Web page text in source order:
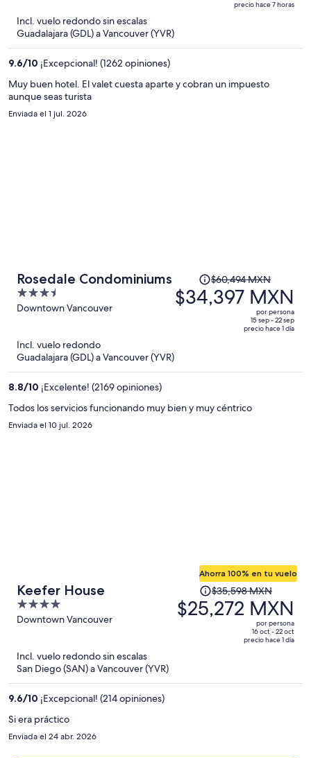
5
$22,098 MXN
$15,383 MXN
precio hace 7 horas
Incl. vuelo redondo sin escalas
Guadalajara (GDL) a Vancouver (YVR)
9.6/10 ¡Excepcional! (1262 opiniones)
Muy buen hotel. El valet cuesta aparte y cobran un impuesto
aunque seas turista
Enviada el 1 jul. 2026
Rosedale Condominiums
3.5
out
Downtown Vancouver
precio
era
$34,397 MXN
$60,494 MXN
$34,397 MXN
por persona
15 sep - 22 sep
precio hace 1 día
Incl. vuelo redondo
Guadalajara (GDL) a Vancouver (YVR)
8.8/10 ¡Excelente! (2169 opiniones)
Todos los servicios funcionando muy bien y muy céntrico
Enviada el 10 jul. 2026
Keefer House
4
out
Downtown Vancouver
Ahorra 100% en tu vuelo
precio
era
$35,598 MXN
$35,598 MXN
$25,272 MXN
por persona
16 oct - 22 oct
precio hace 1 día
Incl. vuelo redondo sin escalas
San Diego (SAN) a Vancouver (YVR)
9.6/10 ¡Excepcional! (214 opiniones)
Si era práctico
Enviada el 24 abr. 2026